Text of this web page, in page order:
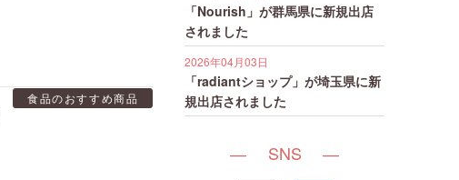
食品のおすすめ商品
「Nourish」が群馬県に新規出店
されました
2026年04月03日
「radiantショップ」が埼玉県に新
規出店されました
SNS